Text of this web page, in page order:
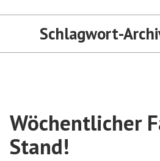
Schlagwort-
Wöchentlicher
Stand!